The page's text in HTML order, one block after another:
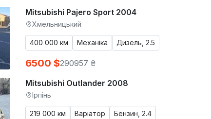
Mitsubishi Pajero Sport 2004
Хмельницький
400 000 км Механіка Дизель, 2.5
6500 $290957 ₴
Mitsubishi Outlander 2008
Ірпінь
219 000 км Варіатор Бензин, 2.4